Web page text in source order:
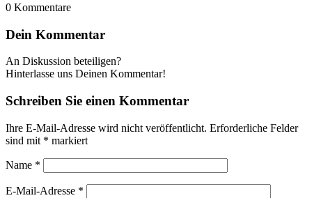
0 Kommentare
Dein Kommentar
An Diskussion beteiligen?
Hinterlasse uns Deinen Kommentar!
Schreiben Sie einen Kommentar
Ihre E-Mail-Adresse wird nicht veröffentlicht. Erforderliche Felder
sind mit * markiert
Name *
E-Mail-Adresse *